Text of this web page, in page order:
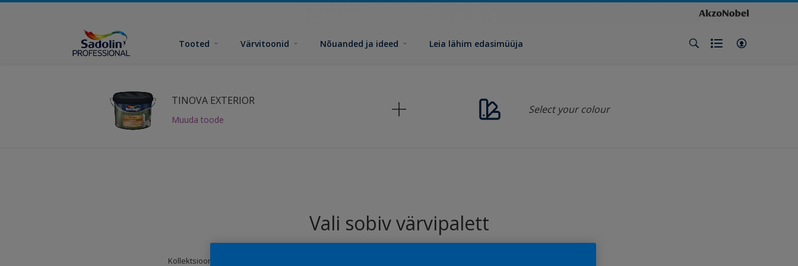
Tooted Värvitoonid Nõuanded ja ideed Leia lähim edasimüüja
TINOVA EXTERIOR
Muuda toode
Select your colour
Vali sobiv värvipalett
Kollektsioonid